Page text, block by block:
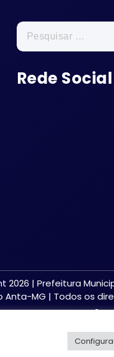
Pesquisar
por:
Rede Social
2026 | Prefeitura
Anta-MG | Todos os